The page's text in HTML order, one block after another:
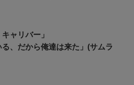
ャリバー」
、だから俺達は来た」(サムラ